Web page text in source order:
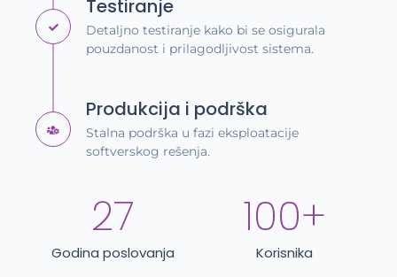
Testiranje
Detaljno testiranje kako bi se osigurala
pouzdanost i prilagodljivost sistema.
Produkcija i podrška
Stalna podrška u fazi eksploatacije
softverskog rešenja.
Godina poslovanja
27
Korisnika
100+